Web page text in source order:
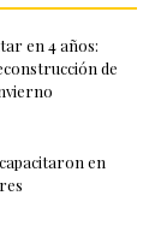
en 4 años:
de
en